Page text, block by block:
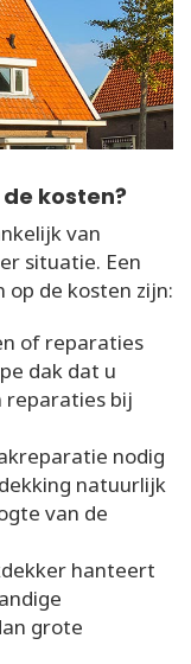
kosten?
van
situatie. Een
de kosten zijn:
of reparaties
dak dat u
reparaties bij
nodig
natuurlijk
van de
hanteert
grote